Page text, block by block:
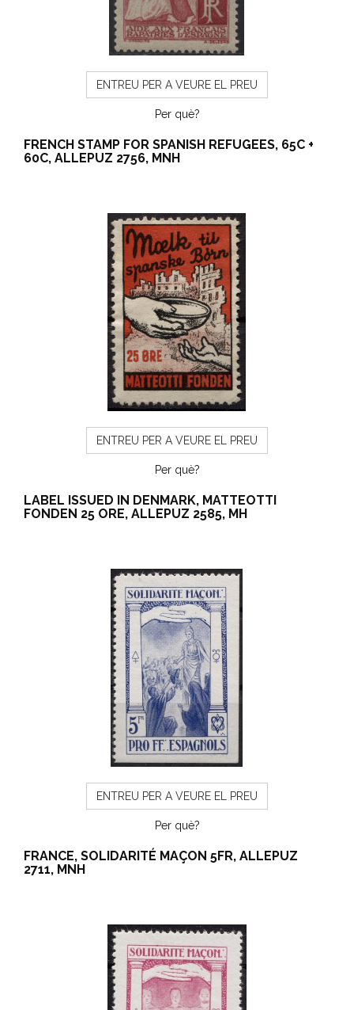
ENTREU PER A VEURE EL PREU
Per què?
FRENCH STAMP FOR SPANISH REFUGEES, 65C +
60C, ALLEPUZ 2756, MNH
ENTREU PER A VEURE EL PREU
Per què?
LABEL ISSUED IN DENMARK, MATTEOTTI
FONDEN 25 ORE, ALLEPUZ 2585, MH
ENTREU PER A VEURE EL PREU
Per què?
FRANCE, SOLIDARITÉ MAÇON 5FR, ALLEPUZ
2711, MNH